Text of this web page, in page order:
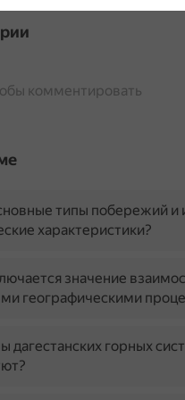
комментировать
типы побережий и
характеристики?
значение
географическими
дагестанских горных